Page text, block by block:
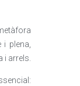
i plena,
i arrels.